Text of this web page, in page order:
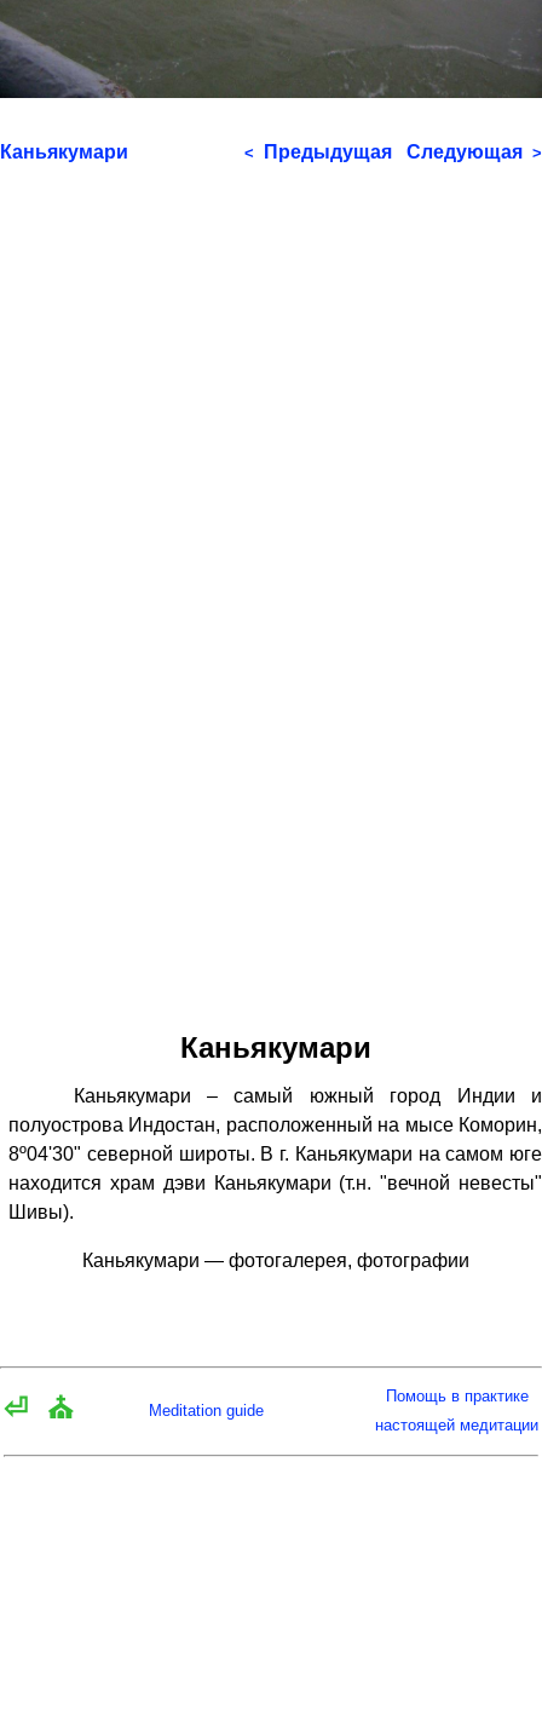
Каньякумари < Предыдущая Следующая >
Каньякумари
Каньякумари – самый южный город Индии и
полуострова Индостан, расположенный на мысе Коморин,
8º04'30" северной широты. В г. Каньякумари на самом юге
находится храм дэви Каньякумари (т.н. "вечной невесты"
Шивы).
Каньякумари — фотогалерея, фотографии
⏎ ⛪ Meditation guide
Помощь в практике
настоящей медитации